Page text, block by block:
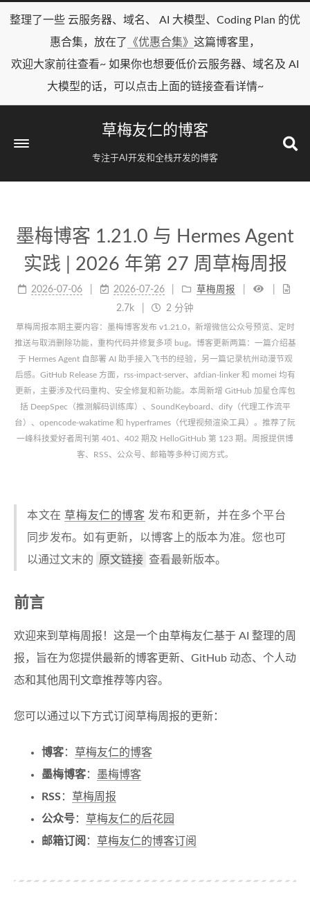
整理了一些 云服务器、域名、 AI 大模型、Coding Plan 的优
惠合集，放在了
《优惠合集》 这篇博客里，
欢迎大家前往查看~ 如果你也想要低价云服务器、域名及 AI
大模型的话，可以点击上面的链接查看详情~
草梅友仁的博客
专注于AI开发和全栈开发的博客
墨梅博客 1.21.0 与 Hermes Agent
实践 | 2026 年第 27 周草梅周报
2026-07-06 2026-07-26
草梅周报
2.7k
2 分钟
草梅周报本期主要内容：墨梅博客发布 v1.21.0，新增微信公众号预览、定时
推送与取消删除功能，重构代码并修复多项 bug。博客更新两篇：一篇介绍基
于 Hermes Agent 自部署 AI 助手接入飞书的经验，另一篇记录杭州动漫节观
后感。GitHub Release 方面，rss-impact-server、afdian-linker 和 momei 均有
更新，主要涉及代码重构、安全修复和新功能。本周新增 GitHub 加星仓库包
括 DeepSpec（推测解码训练库）、SoundKeyboard、dify（代理工作流平
台）、opencode-wakatime 和 hyperframes（代理视频渲染工具）。推荐了阮
一峰科技爱好者周刊第 401、402 期及 HelloGitHub 第 123 期。周报提供博
客、RSS、公众号、邮箱等多种订阅方式。
本文在 草梅友仁的博客 发布和更新，并在多个平台
同步发布。如有更新，以博客上的版本为准。您也可
以通过文末的
原文链接 查看最新版本。
前言
欢迎来到草梅周报！这是一个由草梅友仁基于 AI 整理的周
报，旨在为您提供最新的博客更新、GitHub 动态、个人动
态和其他周刊文章推荐等内容。
您可以通过以下方式订阅草梅周报的更新：
博客： 草梅友仁的博客
墨梅博客： 墨梅博客
RSS： 草梅周报
公众号： 草梅友仁的后花园
邮箱订阅 ： 草梅友仁的博客订阅